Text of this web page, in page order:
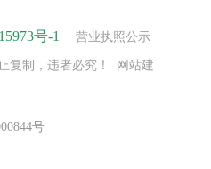
号-1 营业执照公示
复制，违者必究！ 网站建
号